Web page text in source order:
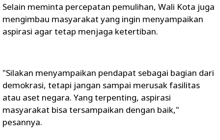
Selain meminta percepatan pemulihan, Wali Kota juga
mengimbau masyarakat yang ingin menyampaikan
aspirasi agar tetap menjaga ketertiban.
"Silakan menyampaikan pendapat sebagai bagian dari
demokrasi, tetapi jangan sampai merusak fasilitas
atau aset negara. Yang terpenting, aspirasi
masyarakat bisa tersampaikan dengan baik,"
pesannya.